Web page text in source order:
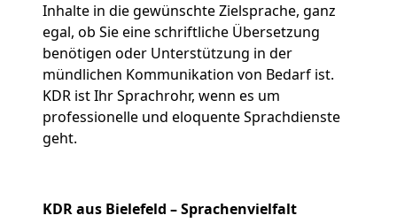
Inhalte in die gewünschte Zielsprache, ganz
egal, ob Sie eine schriftliche Übersetzung
benötigen oder Unterstützung in der
mündlichen Kommunikation von Bedarf ist.
KDR ist Ihr Sprachrohr, wenn es um
professionelle und eloquente Sprachdienste
geht.
KDR aus Bielefeld – Sprachenvielfalt